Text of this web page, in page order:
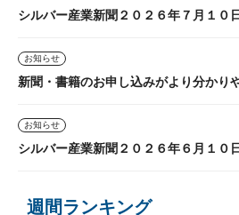
シルバー産業新聞２０２６年７月１０
お知らせ
新聞・書籍のお申し込みがより分かり
お知らせ
シルバー産業新聞２０２６年６月１０
週間ランキング